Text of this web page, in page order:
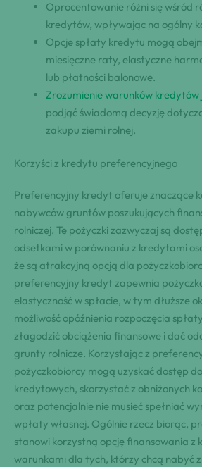
Oprocentowanie różni się wśród
kredytów, wpływając na ogólny
Opcje spłaty kredytu mogą
miesięczne raty, elastyczne
lub płatności balonowe.
Zrozumienie warunków kredytów
podjąć świadomą decyzję
zakupu ziemi rolnej.
Korzyści z kredytu preferencyjnego
Preferencyjny kredyt oferuje znaczące
nabywców gruntów poszukujących
rolniczej. Te pożyczki zazwyczaj są
odsetkami w porównaniu z kredytami
że są atrakcyjną opcją dla
preferencyjny kredyt zapewnia
elastyczność w spłacie, w tym dłuższe
możliwość opóźnienia rozpoczęcia
złagodzić obciążenia finansowe i dać
grunty rolnicze. Korzystając z
pożyczkobiorcy mogą uzyskać dostęp
kredytowych, skorzystać z obniżonych
oraz potencjalnie nie musieć spełniać
wpłaty własnej. Ogólnie rzecz biorąc,
stanowi korzystną opcję finansowania z
warunkami dla tych, którzy chcą nabyć